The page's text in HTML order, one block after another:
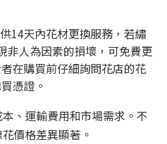
14天內花材更換服務，若繡
非人為因素的損壞，可免費更
在購買前仔細詢問花店的花
憑證。
、運輸費用和市場需求。不
價格差異顯著。